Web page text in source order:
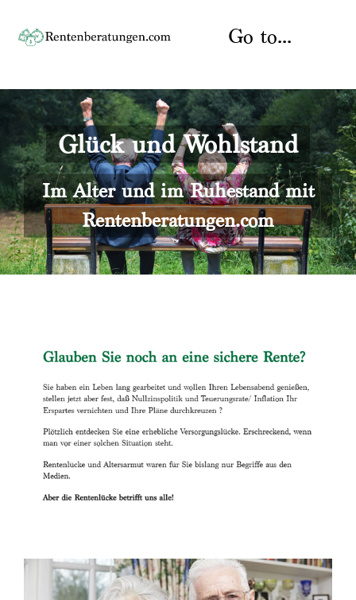
content
Go to...
Startseite
Rente
Rentenberater
Rentenversicherung
Versicherungsberatung
Über uns
Kontakt
Glück und Wohlstand
Im Alter und im Ruhestand mit
Rentenberatungen.com